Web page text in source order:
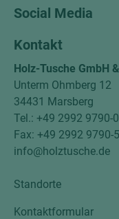
Social Media
Kontakt
Holz-Tusche GmbH
Unterm Ohmberg 12
34431 Marsberg
Tel.: +49 2992 9790-0
Fax: +49 2992 9790-
info@holztusche.de
Standorte
Kontaktformular